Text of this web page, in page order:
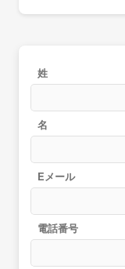
姓
名
Eメール
電話番号